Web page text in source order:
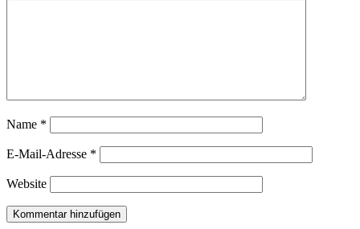
Name *
E-Mail-Adresse *
Website